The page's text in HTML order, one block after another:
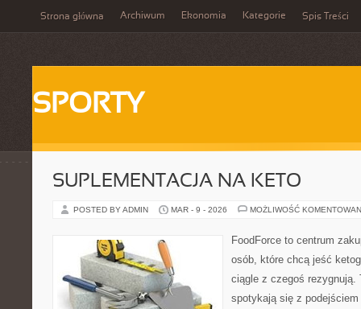
Strona główna Archiwum Ekonomia Kategorie Spis Treści
SPORTY
SUPLEMENTACJA NA KETO
POSTED BY ADMIN MAR - 9 - 2026 MOŻLIWOŚĆ
FoodForce to centrum
osób, które chcą jeść
ciągle z czegoś
spotykają się z